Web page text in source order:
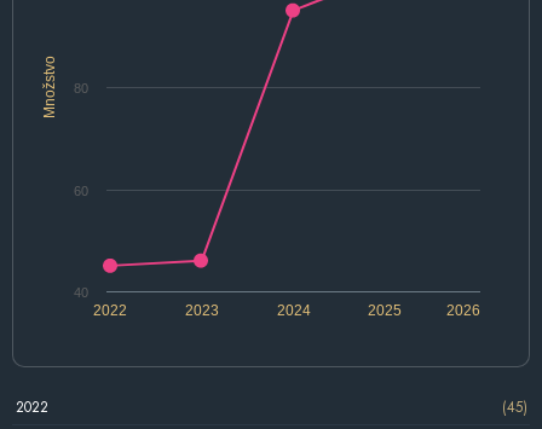
Množstvo
2022 2024 2026
2023 2025
40
60
80
2022
(45)